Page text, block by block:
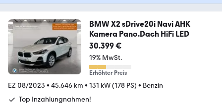
BMW X2 sDrive20i Navi AHK
Kamera Pano.Dach HiFi LED
30.399 €
19% MwSt.
Erhöhter Preis
EZ 08/2023 • 45.646 km • 131 kW (178 PS) • Benzin
Top Inzahlungnahmen!